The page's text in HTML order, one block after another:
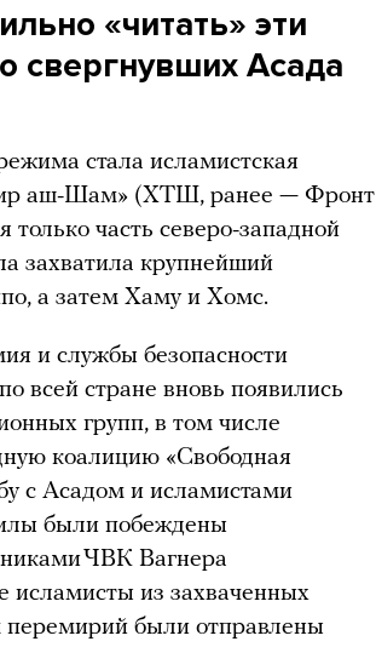
«читать» эти
свергнувших Асада
стала исламистская
аш-Шам» (ХТШ, ранее — Фронт
часть северо-западной
захватила крупнейший
а затем Хаму и Хомс.
и службы безопасности
всей стране вновь появились
групп, в том числе
коалицию «Свободная
с Асадом и исламистами
были побеждены
ЧВК Вагнера
исламисты из захваченных
перемирий были отправлены